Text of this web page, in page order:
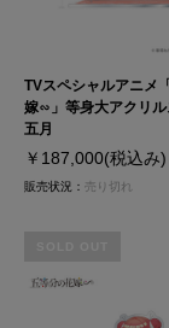
TVスペシャルアニメ
嫁∽」等身大アクリル
五月
￥187,000(税込み)
販売状況： 売り切れ